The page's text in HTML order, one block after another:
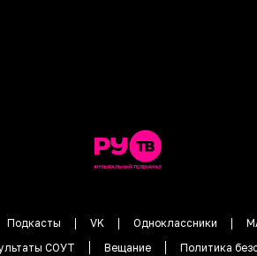
Подкасты VK Одноклассники
СОУТ Вещание Политика